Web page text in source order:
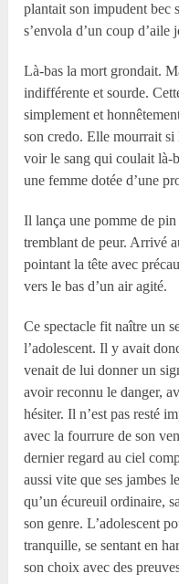
plantait son impudent bec
s’envola d’un coup d’aile
Là-bas la mort grondait.
indifférente et sourde.
simplement et
son credo. Elle mourrait si
voir le sang qui coulait là-
une femme dotée d’une
Il lança une pomme de
tremblant de peur. Arrivé
pointant la tête avec
vers le bas d’un air agité.
Ce spectacle fit naître un
l’adolescent. Il y avait
venait de lui donner un
avoir reconnu le danger,
hésiter. Il n’est pas resté
avec la fourrure de son
dernier regard au ciel
aussi vite que ses jambes
qu’un écureuil ordinaire,
son genre. L’adolescent
tranquille, se sentant en
son choix avec des